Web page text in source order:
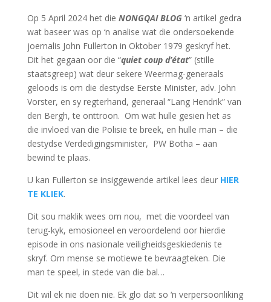
Op 5 April 2024 het die NONGQAI BLOG‘n artikel gedra
wat baseer was op ‘n analise wat die ondersoekende
joernalis John Fullerton in Oktober 1979 geskryf het.
Dit het gegaan oor die “quiet coup d’état” (stille
staatsgreep) wat deur sekere Weermag-generaals
geloods is om die destydse Eerste Minister, adv. John
Vorster, en sy regterhand, generaal “Lang Hendrik” van
den Bergh, te onttroon. Om wat hulle gesien het as
die invloed van die Polisie te breek, en hulle man – die
destydse Verdedigingsminister, PW Botha – aan
bewind te plaas.
U kan Fullerton se insiggewende artikel lees deur HIER
TE KLIEK.
Dit sou maklik wees om nou, met die voordeel van
terug-kyk, emosioneel en veroordelend oor hierdie
episode in ons nasionale veiligheidsgeskiedenis te
skryf. Om mense se motiewe te bevraagteken. Die
man te speel, in stede van die bal…
Dit wil ek nie doen nie. Ek glo dat so ‘n verpersoonliking